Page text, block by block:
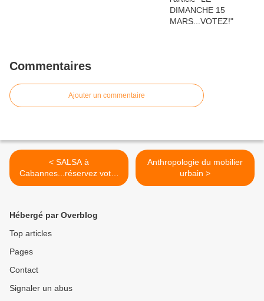
Commentaires
Ajouter un commentaire
< SALSA à
Cabannes...réservez votre
soirée
Anthropologie du mobilier
urbain >
Hébergé par Overblog
Top articles
Pages
Contact
Signaler un abus